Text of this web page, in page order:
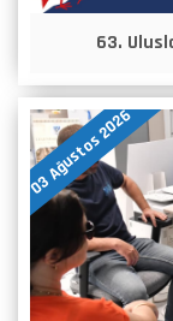
63.
03 Ağustos 2026